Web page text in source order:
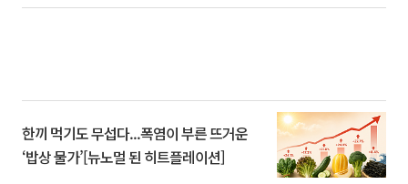
한끼 먹기도 무섭다...폭염이 부른 뜨거운
‘밥상 물가’[뉴노멀 된 히트플레이션]